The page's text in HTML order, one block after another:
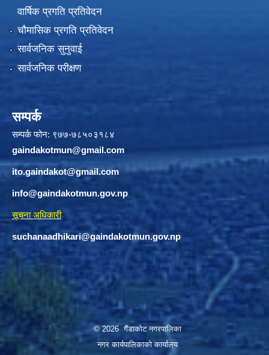
वार्षिक प्रगति प्रतिवेदन
चौमासिक प्रगति प्रतिवेदन
सार्वजनिक सुनुवाई
सार्वजनिक परीक्षण
सम्पर्क
सम्पर्क फोन: ९७७-७८५०३१८४
gaindakotmun@gmail.com
ito.gaindakot@gmail.com
info@gaindakotmun.gov.np
सूचना अधिकारी
suchanaadhikari@gaindakotmun.gov.np
© 2026 गैंडाकोट नगरपालिका
नगर कार्यपालिकाको कार्यालय